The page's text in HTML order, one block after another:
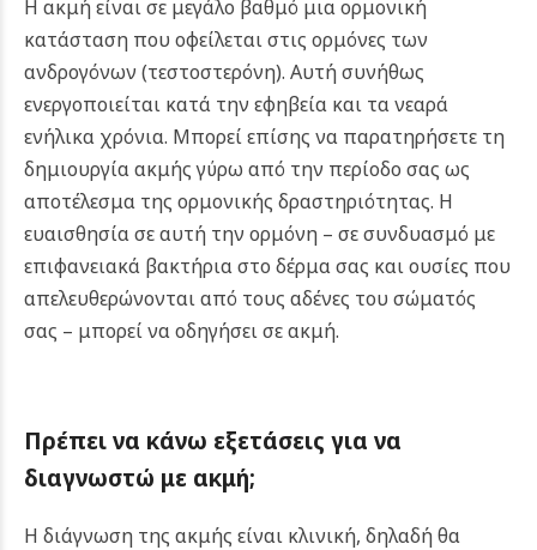
Η ακμή είναι σε μεγάλο βαθμό μια ορμονική
κατάσταση που οφείλεται στις ορμόνες των
ανδρογόνων (τεστοστερόνη). Αυτή συνήθως
ενεργοποιείται κατά την εφηβεία και τα νεαρά
ενήλικα χρόνια. Μπορεί επίσης να παρατηρήσετε τη
δημιουργία ακμής γύρω από την περίοδο σας ως
αποτέλεσμα της ορμονικής δραστηριότητας. Η
ευαισθησία σε αυτή την ορμόνη – σε συνδυασμό με
επιφανειακά βακτήρια στο δέρμα σας και ουσίες που
απελευθερώνονται από τους αδένες του σώματός
σας – μπορεί να οδηγήσει σε ακμή.
Πρέπει να κάνω εξετάσεις για να
διαγνωστώ με ακμή;
Η διάγνωση της ακμής είναι κλινική, δηλαδή θα